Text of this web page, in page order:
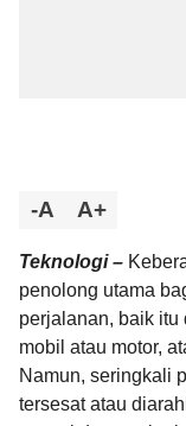
-A A+
Teknologi –
penolong utama
perjalanan, baik itu
mobil atau motor,
Namun, seringkali
tersesat atau